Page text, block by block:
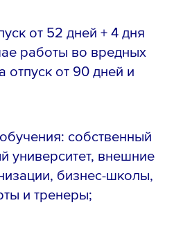
от 52 дней + 4 дня
работы во вредных
отпуск от 90 дней и
собственный
университет, внешние
бизнес-школы,
и тренеры;